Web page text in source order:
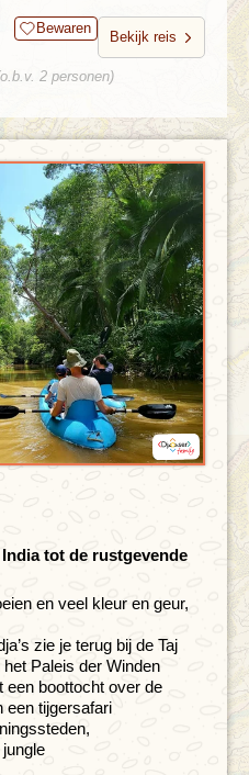
Bewaren
Bekijk reis
2 personen)
tot de rustgevende
en veel kleur en geur,
zie je terug bij de Taj
Paleis der Winden
een boottocht over de
een tijgersafari